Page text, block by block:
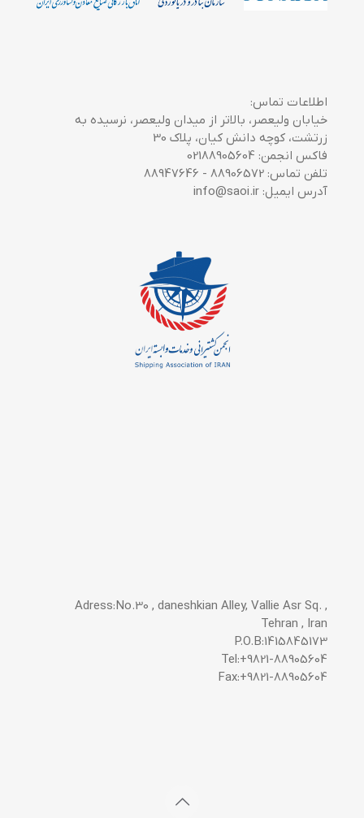
اطلاعات تماس:
خیابان ولیعصر، بالاتر از میدان ولیعصر، نرسیده به
زرتشت، کوچه دانش کیان، پلاک 30
فاکس انجمن: 02188905604
تلفن تماس: 88906572 - 88947646
آدرس ایمیل: info@saoi.ir
Adress:No.30 , daneshkian Alley, Vallie Asr Sq. ,
Tehran , Iran
P.O.B:1415845173
Tel:+9821-88905604
Fax:+9821-88905604